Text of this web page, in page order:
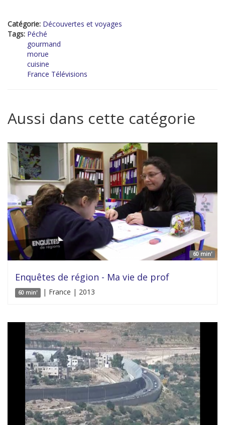
Catégorie: Découvertes et voyages
Tags: Péché
gourmand
morue
cuisine
France Télévisions
Aussi dans cette catégorie
60 min'
Enquêtes de région - Ma vie de prof
60 min' | France | 2013